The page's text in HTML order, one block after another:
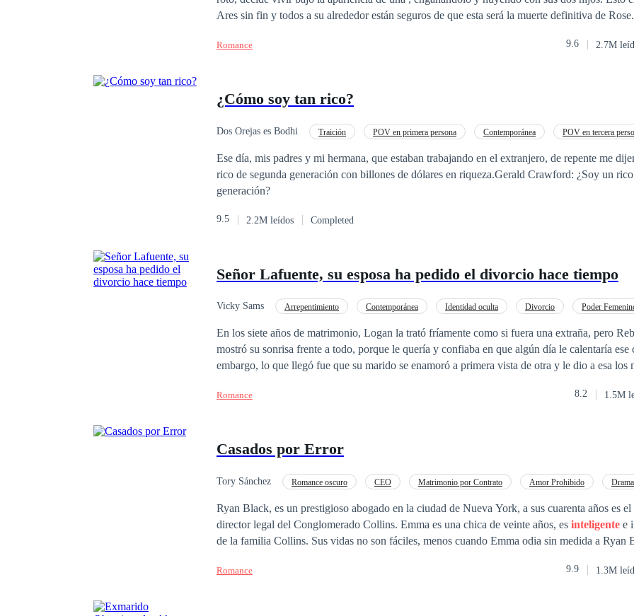
Ares sin fin y todos a su alrededor están seguros de que esta será la muerte definitiva de
"¡Por favor, sé bueno y regresa a casa conmigo! ""¡Lo haré, pero solo si aceptas mis
bien!"¡Los espectadores se quedan atónitos al ver esto! ¿Es este el dicho de cómo hay un
burlado. Como no puede disciplinarla, ¡él lo consentirá hasta el final de su propio descrédito!
Romance 9.6 2.7M
¿Cómo soy tan rico?
Dos Orejas es Bodhi Traición POV en primera persona Contemporánea
POV en tercera
Ese día, mis padres y mi hermana, que estaban trabajando en el extranjero, de repente me
rico de segunda generación con billones de dólares en riqueza.Gerald Crawford: ¿Soy un rico
generación?
9.5 2.2M leídos Completed
Señor Lafuente, su esposa ha pedido el divorcio hace tiempo
Vicky Sams Arrepentimiento Contemporánea Identidad oculta Divorcio
Poder
En los siete años de matrimonio, Logan la trató fríamente como si fuera una extraña, pero
mostró su sonrisa frente a todo, porque le quería y confiaba en que algún día le calentaría
embargo, lo que llegó fue que su marido se enamoró a primera vista de otra y le dio a esa los
atravesó miles de kilómetros al extranjero para reunirse con su marido y su hija, pero él se
mujer fuera su madre. Preparó los papeles del divorcio y renunció a la custodia. Se marchó
divorcio. Renunciando a su familia y retomando su carrera, la chica que era menospreciada
nunca, por no hablar de que el hombre que antes no regresaba a casa se volvió poco a poco
Al enterarse de que su mujer quería el divorcio, el hombre, siempre reservado y frío, la
dijo: —¿Divorcio? Imposible.
Romance 8.2 1.5M
Casados por Error
Tory Sánchez Romance oscuro CEO Matrimonio por Contrato Amor Prohibido Drama
Ryan Black, es un prestigioso abogado en la ciudad de Nueva York, a sus cuarenta años es
director legal del Conglomerado Collins. Emma es una chica de veinte años, es inteligente e
de la familia Collins. Sus vidas no son fáciles, menos cuando Emma odia sin medida a Ryan
complican el día que Ryan es rechazado por su novia y Emma descubre que su novio, por
Romance 9.9 1.3M